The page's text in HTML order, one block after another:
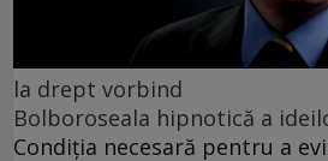
la drept vorbind
Bolboroseala hipnotică a
Condiția necesară pentru a